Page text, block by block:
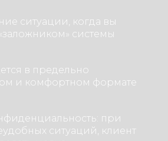
ситуации, когда вы
системы
в предельно
и комфортном формате
при
ситуаций, клиент